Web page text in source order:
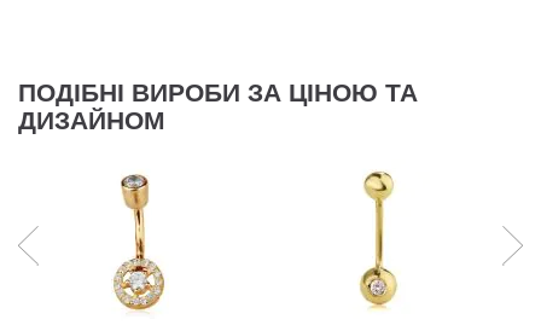
ПОДІБНІ ВИРОБИ ЗА ЦІНОЮ ТА
ДИЗАЙНОМ